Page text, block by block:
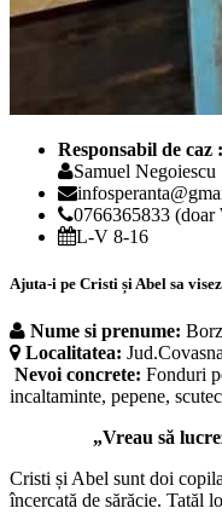
Responsabil de caz :
Samuel Negoiescu
0766365833 (doar
L-V 8-16
Ajuta-i pe Cristi și Abel sa
Nume si prenume:
Localitatea:
Nevoi concrete: Fonduri
incaltaminte, pepene,
„Vreau să
Cristi și Abel sunt doi
încercată de sărăcie. Tatăl